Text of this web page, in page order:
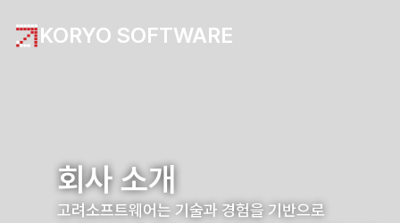
KORYO SOFTWARE
회사 소개
고려소프트웨어는 기술과 경험을 기반으로